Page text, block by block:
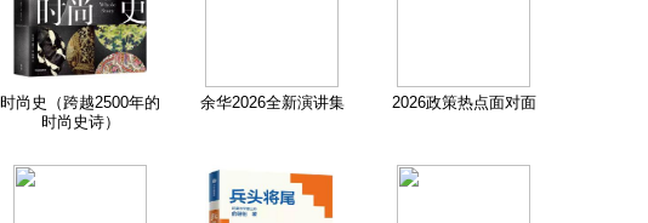
时尚史（跨越2500年的
时尚史诗）
余华2026全新演讲集 2026政策热点面对面